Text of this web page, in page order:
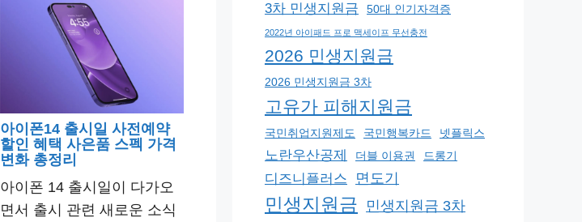
아이폰14 출시일 사전예약
할인 혜택 사은품 스펙 가격
변화 총정리
아이폰 14 출시일이 다가오
면서 출시 관련 새로운 소식
3차 민생지원금 50대 인기자격증
2022년 아이패드 프로 맥세이프 무선충전
2026 민생지원금
2026 민생지원금 3차
고유가 피해지원금
국민취업지원제도 국민행복카드 넷플릭스
노란우산공제 더블 이용권 드롱기
디즈니플러스 면도기
민생지원금 민생지원금 3차